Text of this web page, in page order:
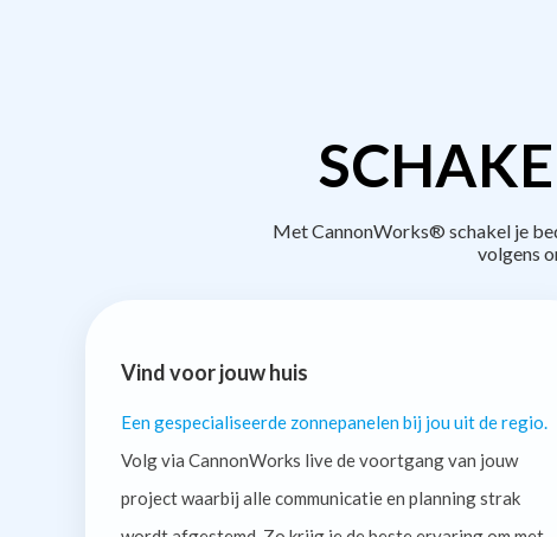
Met CannonWorks® schakel je
volgens
Vind voor jouw huis
Een gespecialiseerde zonnepanelen bij jou uit de regio.
Volg via CannonWorks live de voortgang van jouw
project waarbij alle communicatie en planning strak